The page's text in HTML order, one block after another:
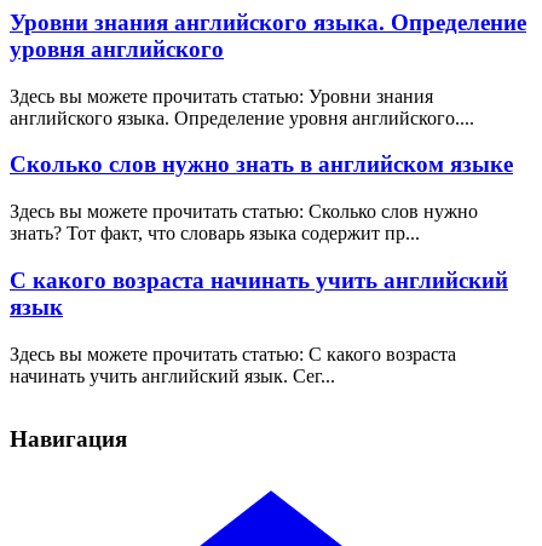
Уровни знания английского языка. Определение
уровня английского
Здесь вы можете прочитать статью: Уровни знания
английского языка. Определение уровня английского....
Сколько слов нужно знать в английском языке
Здесь вы можете прочитать статью: Сколько слов нужно
знать? Тот факт, что словарь языка содержит пр...
С какого возраста начинать учить английский
язык
Здесь вы можете прочитать статью: С какого возраста
начинать учить английский язык. Сег...
Навигация